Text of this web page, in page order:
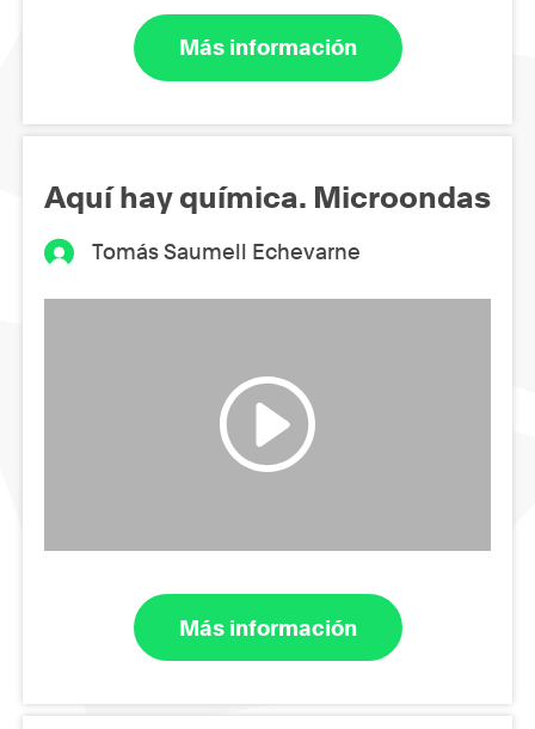
Más información
Aquí hay química. Microondas
Tomás Saumell Echevarne
Más información